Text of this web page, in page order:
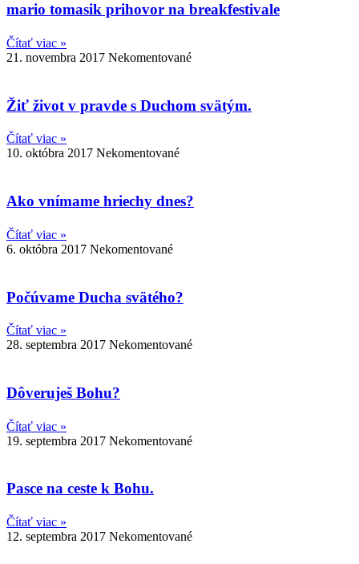
mario tomasik prihovor na breakfestivale
Čítať viac »
21. novembra 2017 Nekomentované
Žiť život v pravde s Duchom svätým.
Čítať viac »
10. októbra 2017 Nekomentované
Ako vnímame hriechy dnes?
Čítať viac »
6. októbra 2017 Nekomentované
Počúvame Ducha svätého?
Čítať viac »
28. septembra 2017 Nekomentované
Dôveruješ Bohu?
Čítať viac »
19. septembra 2017 Nekomentované
Pasce na ceste k Bohu.
Čítať viac »
12. septembra 2017 Nekomentované